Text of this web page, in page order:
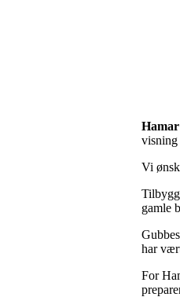
visning
Vi
gamle
har
For